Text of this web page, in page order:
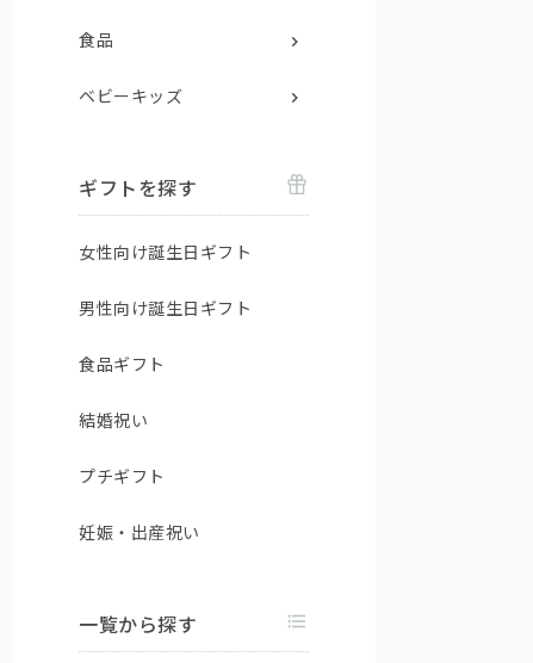
食品
ベビーキッズ
ギフトを探す
女性向け誕生日ギフト
男性向け誕生日ギフト
食品ギフト
結婚祝い
プチギフト
妊娠・出産祝い
一覧から探す